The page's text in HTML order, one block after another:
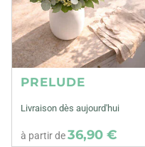
PRELUDE
Livraison dès aujourd'hui
à partir de36,90 €